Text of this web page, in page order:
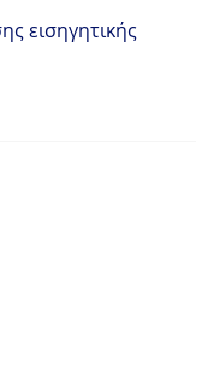
εισηγητικής